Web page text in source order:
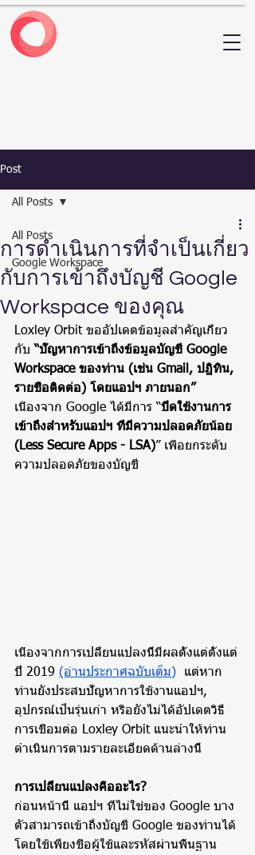
Post
All Posts
Google Workspace
All Posts
การดำเนินการที่จำเป็นเกี่ยว
กับการเข้าถึงบัญชี Google
Workspace ของคุณ
Loxley Orbit ขออัปเดตข้อมูลสำคัญเกี่ยว
กับ “ปัญหาการเข้าถึงข้อมูลบัญชี Google
Workspace ของท่าน (เช่น Gmail, ปฏิทิน,
รายชื่อติดต่อ) โดยแอปฯ ภายนอก”
เนื่องจาก Google ได้มีการ “ปิดใช้งานการ
เข้าถึงสำหรับแอปฯ ที่มีความปลอดภัยน้อย
(Less Secure Apps - LSA)” เพื่อยกระดับ
ความปลอดภัยของบัญชี
เนื่องจากการเปลี่ยนแปลงนี้มีผลตั้งแต่ตั้งแต่
ปี 2019 (อ่านประกาศฉบับเต็ม) แต่หาก
ท่านยังประสบปัญหาการใช้งานแอปฯ,
อุปกรณ์เป็นรุ่นเก่า หรือยังไม่ได้อัปเดตวิธี
การเชื่อมต่อ Loxley Orbit แนะนำให้ท่าน
ดำเนินการตามรายละเอียดด้านล่างนี้
การเปลี่ยนแปลงคืออะไร?
ก่อนหน้านี้ แอปฯ ที่ไม่ใช่ของ Google บาง
ตัวสามารถเข้าถึงบัญชี Google ของท่านได้
โดยใช้เพียงชื่อผู้ใช้และรหัสผ่านพื้นฐาน